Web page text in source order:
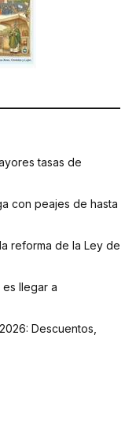
tasas de
con peajes de hasta
reforma de la Ley de
llegar a
Descuentos,